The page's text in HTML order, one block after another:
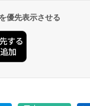
優先表示させる